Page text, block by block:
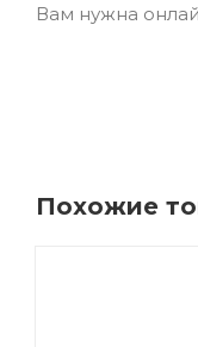
Вам нужна
Похожие